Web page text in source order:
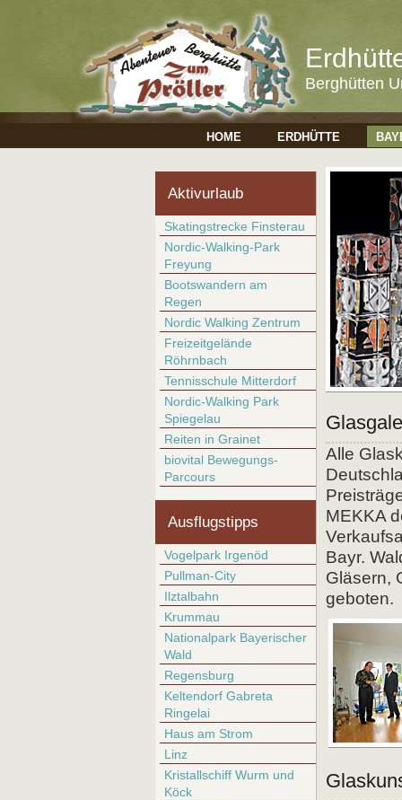
Berghütten
HOME ERDHÜTTE
Aktivurlaub
Skatingstrecke Finsterau
Nordic-Walking-Park
Freyung
Bootswandern am
Regen
Nordic Walking Zentrum
Freizeitgelände
Röhrnbach
Tennisschule Mitterdorf
Nordic-Walking Park
Spiegelau
Reiten in Grainet
biovital Bewegungs-
Parcours
Ausflugstipps
Vogelpark Irgenöd
Pullman-City
Ilztalbahn
Krummau
Nationalpark Bayerischer
Wald
Regensburg
Keltendorf Gabreta
Ringelai
Haus am Strom
Linz
Kristallschiff Wurm und
Köck
Alle
MEKKA
Bayr.
Gläsern,
geboten.